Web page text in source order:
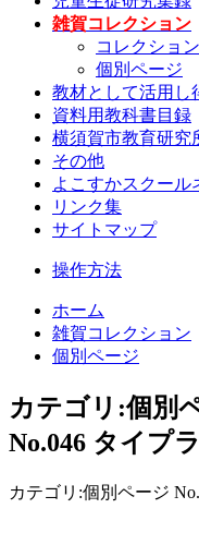
雑賀コレクション
コレクショ
個別ページ
教材として活用し
資料用教科書目録
横須賀市教育研究
その他
よこすかスクール
リンク集
サイトマップ
操作方法
ホーム
雑賀コレクション
個別ページ
カテゴリ:個別
No.046 タイプ
カテゴリ:個別ページ